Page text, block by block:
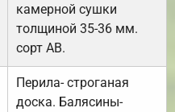
камерной сушки
толщиной 35-36 мм.
сорт АВ.
Перила- строганая
доска. Балясины-